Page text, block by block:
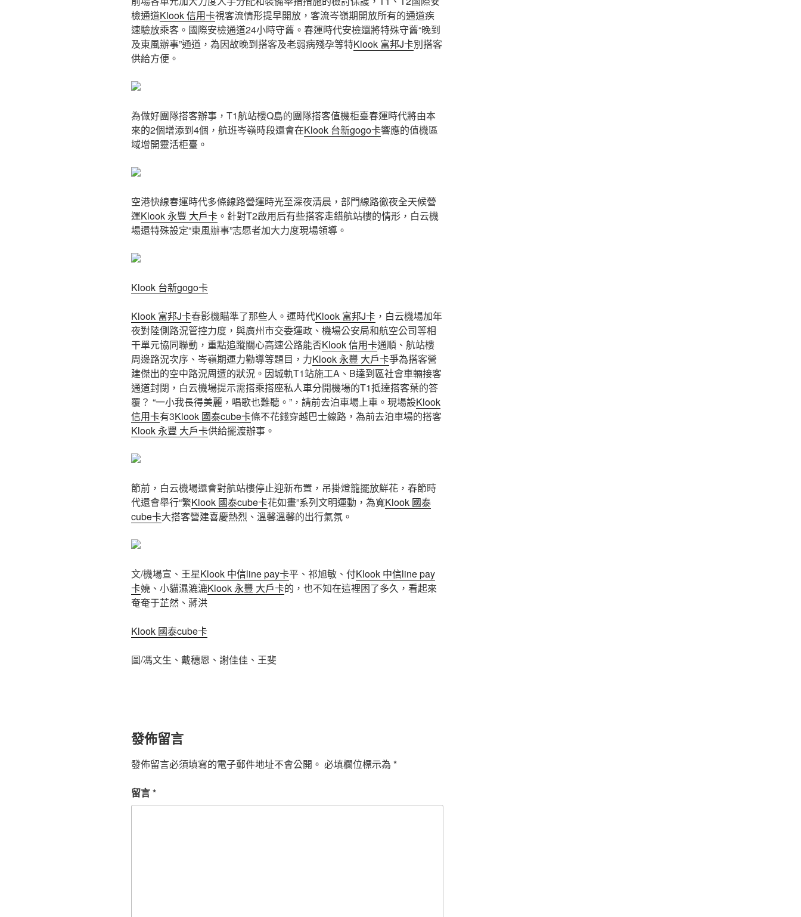
檢通道Klook 信用卡視客流情形提早開放，客流岑嶺期開放所有的通道疾
速驗放乘客。國際安檢通道24小時守舊。春運時代安檢還將特殊守舊“晚到
及東風辦事”通道，為因故晚到搭客及老弱病殘孕等特Klook 富邦J卡別搭客
供給方便。
為做好團隊搭客辦事，T1航站樓Q島的團隊搭客值機柜臺春運時代將由本
來的2個增添到4個，航班岑嶺時段還會在Klook 台新gogo卡響應的值機區
域增開靈活柜臺。
空港快線春運時代多條線路營運時光至深夜清晨，部門線路徹夜全天候營
運Klook 永豐 大戶卡 。針對T2啟用后有些搭客走錯航站樓的情形，白云機
場還特殊設定“東風辦事”志愿者加大力度現場領導。
Klook 台新gogo卡
Klook 富邦J卡春影機瞄準了那些人。運時代Klook 富邦J卡 ，白云機場加年
夜對陸側路況管控力度，與廣州市交委運政、機場公安局和航空公司等相
干單元協同聯動，重點追蹤關心高速公路能否Klook 信用卡通順、航站樓
周邊路況次序、岑嶺期運力勸導等題目，力Klook 永豐 大戶卡爭為搭客營
建傑出的空中路況周遭的狀況。因城軌T1站施工A、B達到區社會車輛接客
通道封閉，白云機場提示需搭乘搭座私人車分開機場的T1抵達搭客葉的答
覆？ “一小我長得美麗，唱歌也難聽。”，請前去泊車場上車。現場設Klook
信用卡有3Klook 國泰cube卡條不花錢穿越巴士線路，為前去泊車場的搭客
Klook 永豐 大戶卡供給擺渡辦事。
節前，白云機場還會對航站樓停止迎新布置，吊掛燈籠擺放鮮花，春節時
代還會舉行“繁Klook 國泰cube卡花如畫”系列文明運動，為寬Klook 國泰
cube卡大搭客營建喜慶熱烈、溫馨溫馨的出行氣氛。
文/機場宣、王星Klook 中信line pay卡平、祁旭敏、付Klook 中信line pay
卡嬈、小貓濕漉漉Klook 永豐 大戶卡的，也不知在這裡困了多久，看起來
奄奄于芷然、蔣洪
Klook 國泰cube卡
圖/馮文生、戴穗恩、謝佳佳、王斐
發佈留言
發佈留言必須填寫的電子郵件地址不會公開。 必填欄位標示為 *
留言*